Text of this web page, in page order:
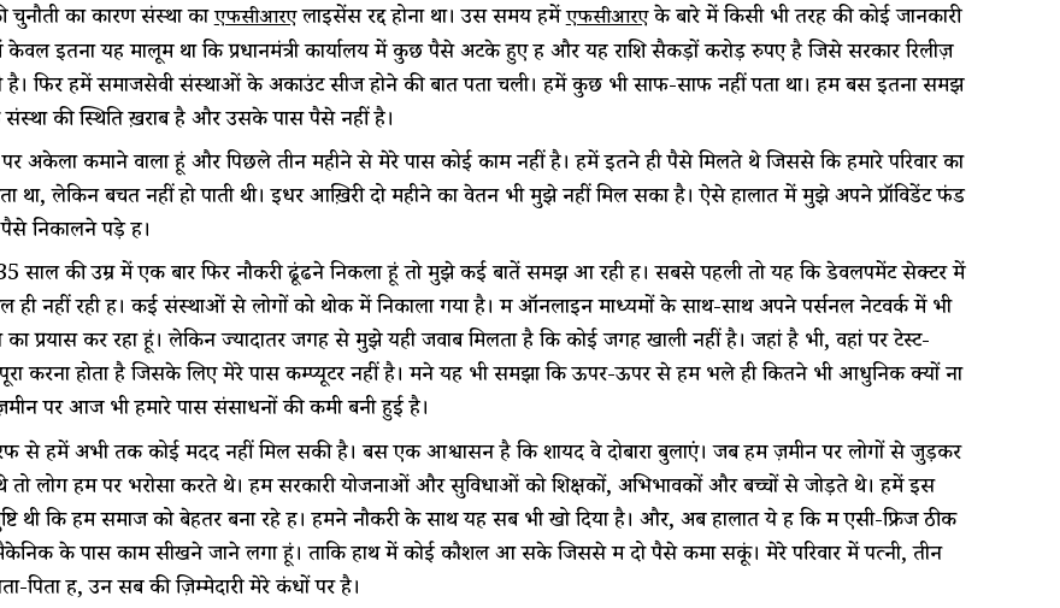
का कारण संस्था काएफसीआरएलाइसेंस रद्द होना था। उस समय हमेंएफसीआरएके बारे में किसी भी तरह की कोई जानकारी
केवल इतना यह मालूम था कि प्रधानमंत्री कार्यालय में कुछ पैसे अटके हुए हैं और यह राशि सैकड़ों करोड़ रुपए है जिसे सरकार रिलीज़
है। फिर हमें समाजसेवी संस्थाओं के अकाउंट सीज होने की बात पता चली। हमें कुछ भी साफ-साफ नहीं पता था। हम बस इतना समझ
संस्था की स्थिति ख़राब है और उसके पास पैसे नहीं है।
अकेला कमाने वाला हूं और पिछले तीन महीने से मेरे पास कोई काम नहीं है। हमें इतने ही पैसे मिलते थे जिससे कि हमारे परिवार का
था, लेकिन बचत नहीं हो पाती थी। इधर आख़िरी दो महीने का वेतन भी मुझे नहीं मिल सका है। ऐसे हालात में मुझे अपने प्रॉविडेंट फंड
निकालने पड़े हैं।
साल की उम्र में एक बार फिर नौकरी ढूंढने निकला हूं तो मुझे कई बातें समझ आ रही हैं। सबसे पहली तो यह कि डेवलपमेंट सेक्टर में
ही नहीं रही हैं। कई संस्थाओं से लोगों को थोक में निकाला गया है। मैं ऑनलाइन माध्यमों के साथ-साथ अपने पर्सनल नेटवर्क में भी
प्रयास कर रहा हूं। लेकिन ज्यादातर जगह से मुझे यही जवाब मिलता है कि कोई जगह खाली नहीं है। जहां है भी, वहां पर टेस्ट-
करना होता है जिसके लिए मेरे पास कम्प्यूटर नहीं है। मैंने यह भी समझा कि ऊपर-ऊपर से हम भले ही कितने भी आधुनिक क्यों ना
पर आज भी हमारे पास संसाधनों की कमी बनी हुई है।
से हमें अभी तक कोई मदद नहीं मिल सकी है। बस एक आश्वासन है कि शायद वे दोबारा बुलाएं। जब हम ज़मीन पर लोगों से जुड़कर
लोग हम पर भरोसा करते थे। हम सरकारी योजनाओं और सुविधाओं को शिक्षकों, अभिभावकों और बच्चों से जोड़ते थे। हमें इस
थी कि हम समाज को बेहतर बना रहे हैं। हमने नौकरी के साथ यह सब भी खो दिया है। और, अब हालात ये हैं कि मैं एसी-फ्रिज ठीक
के पास काम सीखने जाने लगा हूं। ताकि हाथ में कोई कौशल आ सके जिससे मैं दो पैसे कमा सकूं। मेरे परिवार में पत्नी, तीन
पिता हैं, उन सब की ज़िम्मेदारी मेरे कंधों पर है।